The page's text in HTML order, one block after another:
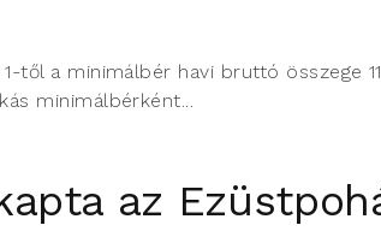
a minimálbér havi bruttó összege
minimálbérként...
az